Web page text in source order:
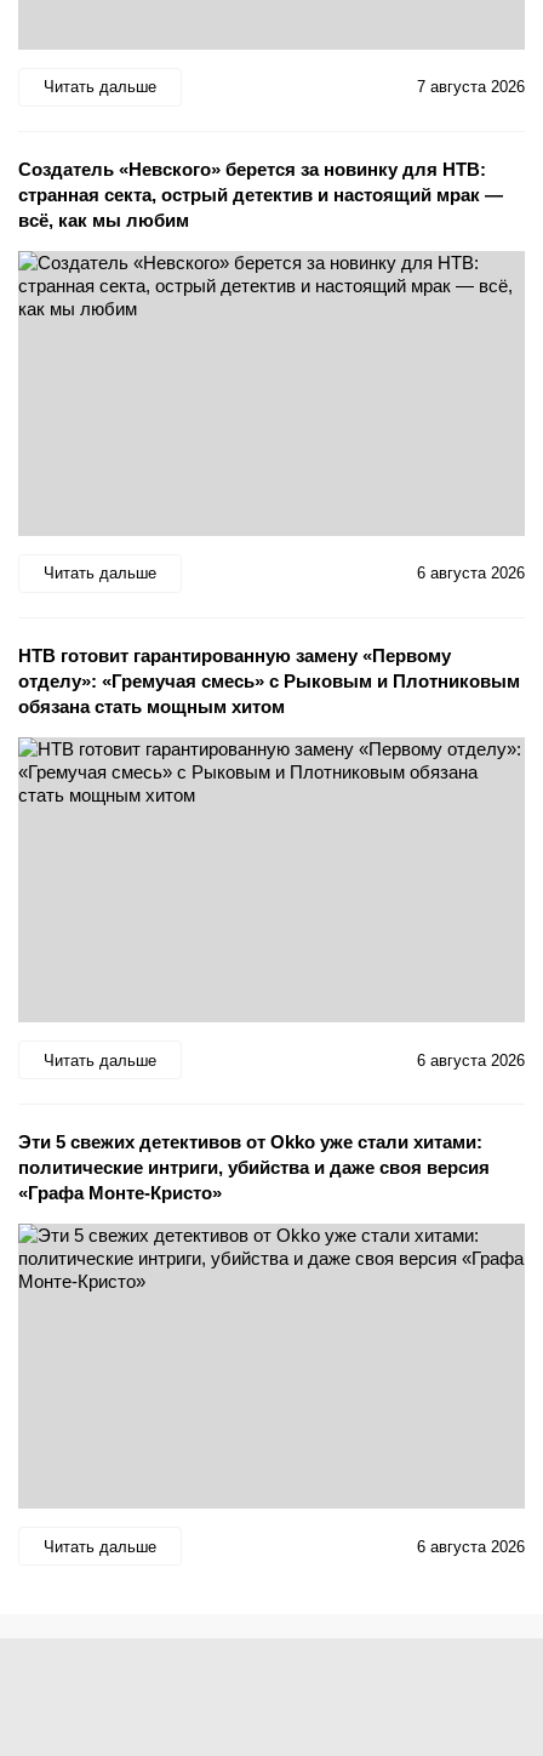
Читать дальше 7 августа 2026
Создатель «Невского» берется за новинку для НТВ:
странная секта, острый детектив и настоящий мрак —
всё, как мы любим
Читать дальше 6 августа 2026
НТВ готовит гарантированную замену «Первому
отделу»: «Гремучая смесь» с Рыковым и Плотниковым
обязана стать мощным хитом
Читать дальше 6 августа 2026
Эти 5 свежих детективов от Okko уже стали хитами:
политические интриги, убийства и даже своя версия
«Графа Монте-Кристо»
Читать дальше 6 августа 2026